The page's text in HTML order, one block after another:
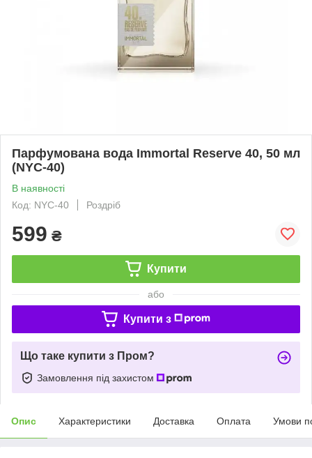
Парфумована вода Immortal Reserve 40, 50 мл
(NYC-40)
В наявності
Код: NYC-40
Роздріб
599 ₴
Купити
або
Купити з
Що таке купити з Пром?
Замовлення під захистом
Опис Характеристики Доставка Оплата Умови